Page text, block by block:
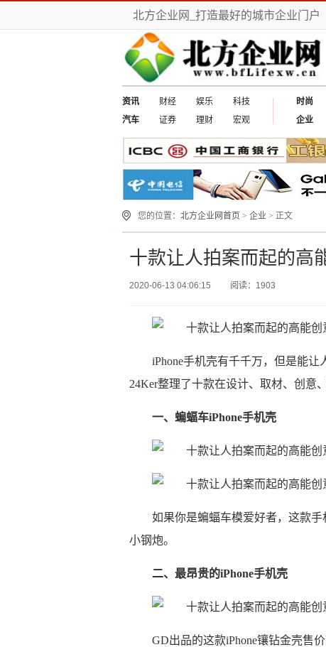
北方企业网_打造最好的城市企业门户
资讯 财经 娱乐
科技
汽车
证券 理财 宏观
时尚
企业
您的位置： 北方企业网首页 > 企业 > 正文
十款让人拍案而起的高
2020-06-13 04:06:15 阅读：1903
iPhone手机壳有千千万，但是能
24Ker整理了十款在设计、取材、创意
一、蝙蝠车iPhone手机壳
如果你是蝙蝠车模爱好者，这款手
小钢炮。
二、最昂贵的iPhone手机壳
GD出品的这款iPhone镶钻金壳售